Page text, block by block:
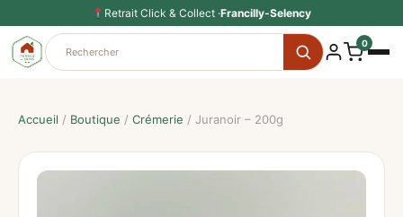
contenu
Retrait Click & Collect ·Francilly-Selency
0
Accueil / Boutique / Crémerie / Juranoir – 200g